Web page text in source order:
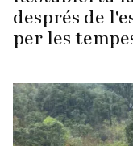
després de
per les